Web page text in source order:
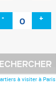
- +
à visiter à Paris